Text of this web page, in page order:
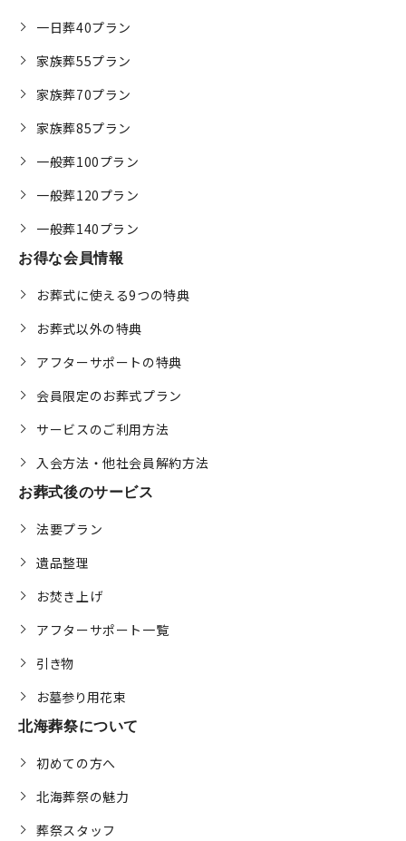
一日葬40プラン
家族葬55プラン
家族葬70プラン
家族葬85プラン
一般葬100プラン
一般葬120プラン
一般葬140プラン
お得な会員情報
お葬式に使える9つの特典
お葬式以外の特典
アフターサポートの特典
会員限定のお葬式プラン
サービスのご利用方法
入会方法・他社会員解約方法
お葬式後のサービス
法要プラン
遺品整理
お焚き上げ
アフターサポート一覧
引き物
お墓参り用花束
北海葬祭について
初めての方へ
北海葬祭の魅力
葬祭スタッフ